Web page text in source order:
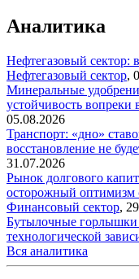
Аналитика
Нефтегазовый сектор:
Нефтегазовый сектор,
Минеральные
устойчивость
05.08.2026
Транспорт: «дно»
восстановление не
31.07.2026
Рынок долгового
осторожный оптимизм
Финансовый сектор,
Бутылочные горлышки
технологической
Вся аналитика